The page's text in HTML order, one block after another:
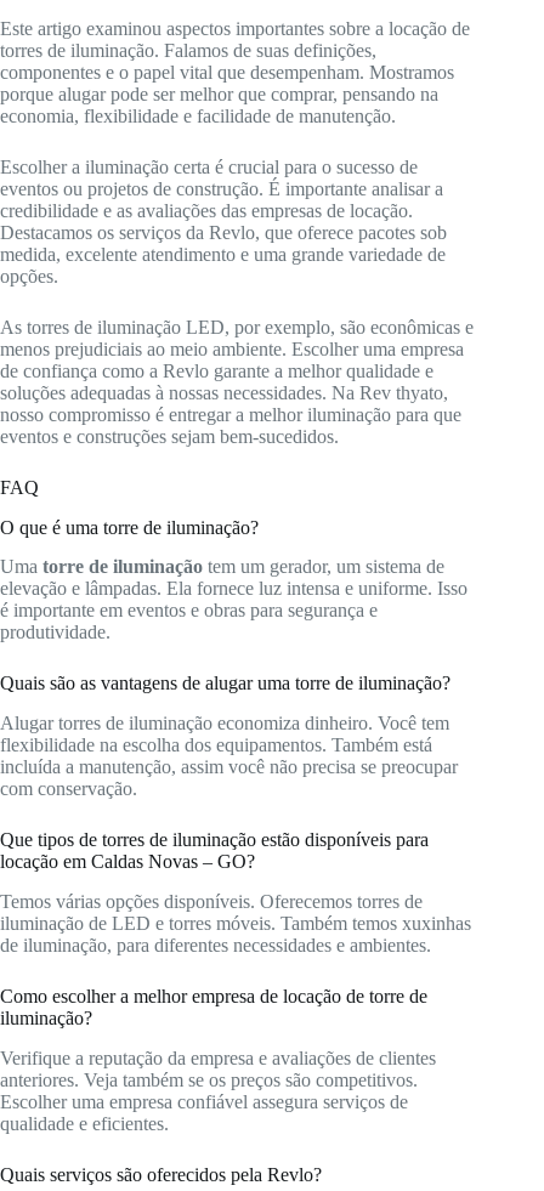
Este artigo examinou aspectos importantes sobre a locação de
torres de iluminação. Falamos de suas definições,
componentes e o papel vital que desempenham. Mostramos
porque alugar pode ser melhor que comprar, pensando na
economia, flexibilidade e facilidade de manutenção.
Escolher a iluminação certa é crucial para o sucesso de
eventos ou projetos de construção. É importante analisar a
credibilidade e as avaliações das empresas de locação.
Destacamos os serviços da Revlo, que oferece pacotes sob
medida, excelente atendimento e uma grande variedade de
opções.
As torres de iluminação LED, por exemplo, são econômicas e
menos prejudiciais ao meio ambiente. Escolher uma empresa
de confiança como a Revlo garante a melhor qualidade e
soluções adequadas à nossas necessidades. Na Rev thyato,
nosso compromisso é entregar a melhor iluminação para que
eventos e construções sejam bem-sucedidos.
FAQ
O que é uma torre de iluminação?
Uma torre de iluminação tem um gerador, um sistema de
elevação e lâmpadas. Ela fornece luz intensa e uniforme. Isso
é importante em eventos e obras para segurança e
produtividade.
Quais são as vantagens de alugar uma torre de iluminação?
Alugar torres de iluminação economiza dinheiro. Você tem
flexibilidade na escolha dos equipamentos. Também está
incluída a manutenção, assim você não precisa se preocupar
com conservação.
Que tipos de torres de iluminação estão disponíveis para
locação em Caldas Novas – GO?
Temos várias opções disponíveis. Oferecemos torres de
iluminação de LED e torres móveis. Também temos xuxinhas
de iluminação, para diferentes necessidades e ambientes.
Como escolher a melhor empresa de locação de torre de
iluminação?
Verifique a reputação da empresa e avaliações de clientes
anteriores. Veja também se os preços são competitivos.
Escolher uma empresa confiável assegura serviços de
qualidade e eficientes.
Quais serviços são oferecidos pela Revlo?